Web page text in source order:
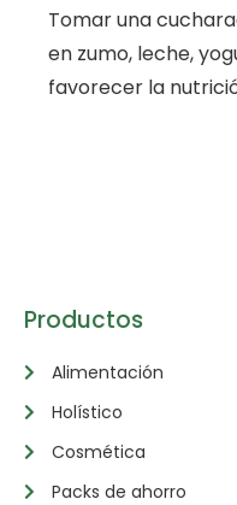
Tomar una
en zumo, leche,
favorecer la
Productos
Alimentación
Holístico
Cosmética
Packs de ahorro